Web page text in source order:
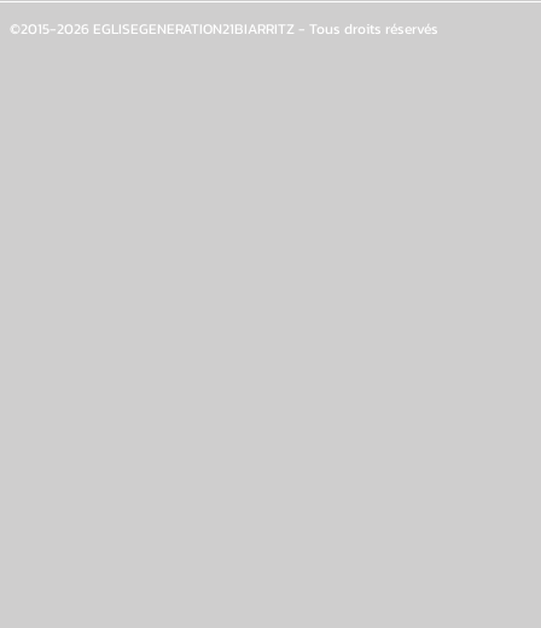
©2015-2026 EGLISEGENERATION21BIARRITZ - Tous droits réservés